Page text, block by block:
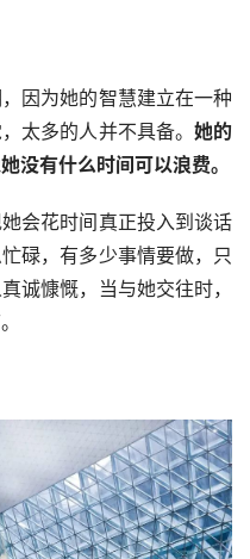
因为她的智慧建立在一种
太多的人并不具备。 她的
没有什么时间可以浪费。
会花时间真正投入到谈话
碌，有多少事情要做，只
诚慷慨，当与她交往时，